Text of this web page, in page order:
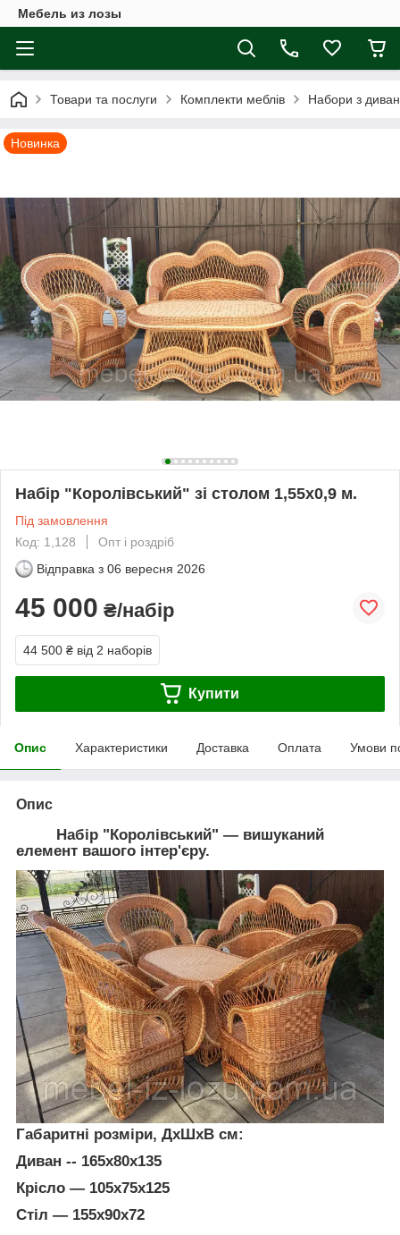
Мебель из лозы
Товари та послуги Комплекти меблів Набори з
Новинка
Набір "Королівський" зі столом 1,55х0,9 м.
Під замовлення
Код: 1,128
Опт і роздріб
Відправка з 06 вересня 2026
45 000 ₴/набір
44 500 ₴ від 2 наборів
Купити
Опис Характеристики Доставка Оплата Умови
Опис
Набір "Королівський" — вишуканий
елемент вашого інтер'єру.
Габаритні розміри, ДхШхВ см:
Диван -- 165х80х135
Крісло — 105х75х125
Стіл — 155х90х72